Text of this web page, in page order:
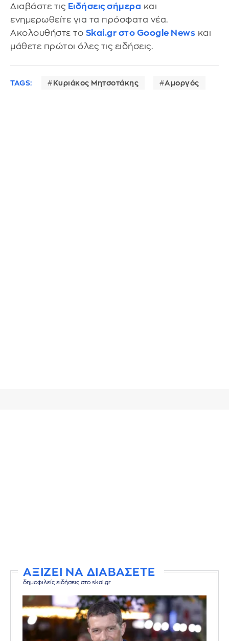
Διαβάστε τις Ειδήσεις σήμερα και
ενημερωθείτε για τα πρόσφατα νέα.
Ακολουθήστε το Skai.gr στο Google News και
μάθετε πρώτοι όλες τις ειδήσεις.
TAGS: Κυριάκος Μητσοτάκης Αμοργός
ΑΞΙΖΕΙ ΝΑ ΔΙΑΒΑΣΕΤΕ
δημοφιλείς ειδήσεις στο skai.gr